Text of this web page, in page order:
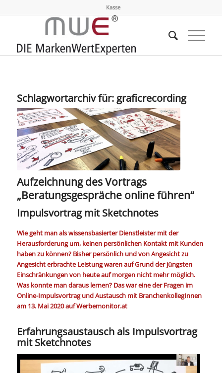
Kasse
Schlagwortarchiv für:graficrecording
Aufzeichnung des Vortrags
„Beratungsgespräche online führen“
Impulsvortrag mit Sketchnotes
Wie geht man als wissensbasierter Dienstleister mit der
Herausforderung um, keinen persönlichen Kontakt mit Kunden
haben zu können? Bisher persönlich und von Angesicht zu
Angesicht erbrachte Leistung waren auf Grund der jüngsten
Einschränkungen von heute auf morgen nicht mehr möglich.
Was konnte man daraus lernen? Das war eine der Fragen im
Online-Impulsvortrag und Austausch mit BranchenkollegInnen
am 13. Mai 2020 auf Werbemonitor.at
Erfahrungsaustausch als Impulsvortrag
mit Sketchnotes